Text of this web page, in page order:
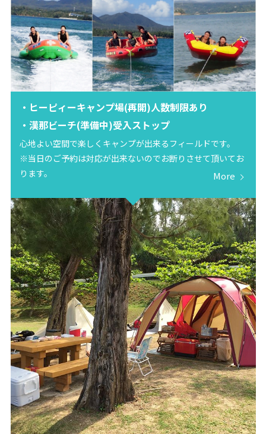
・ヒーピィーキャンプ場(再開)人数制限あり
・漢那ビーチ(準備中)受入ストップ
心地よい空間で楽しくキャンプが出来るフィールドです。
※当日のご予約は対応が出来ないのでお断りさせて頂いてお
ります。
More